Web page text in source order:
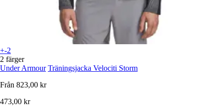
+-2
2 färger
Under Armour Träningsjacka Velociti Storm
Från 823,00 kr
473,00 kr